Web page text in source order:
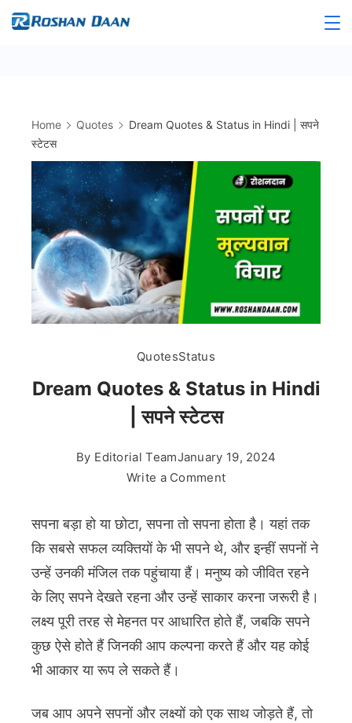
Skip
Home Quotes
Dream Quotes & Status in Hindi | सपने
स्टेटस
QuotesStatus
Dream Quotes & Status in Hindi
| सपने स्टेटस
By Editorial TeamJanuary 19, 2024
Write a Commenton
Quotes
Status
in
Hindi
|
सपने
सपना बड़ा हो या छोटा, सपना तो सपना होता है। यहां तक ​​​​
कि सबसे सफल व्यक्तियों के भी सपने थे, और इन्हीं सपनों ने
उन्हें उनकी मंजिल तक पहुंचाया हैं। मनुष्य को जीवित रहने
के लिए सपने देखते रहना और उन्हें साकार करना जरूरी है।
लक्ष्य पूरी तरह से मेहनत पर आधारित होते हैं, जबकि सपने
कुछ ऐसे होते हैं जिनकी आप कल्पना करते हैं और यह कोई
भी आकार या रूप ले सकते हैं।
जब आप अपने सपनों और लक्ष्यों को एक साथ जोड़ते हैं, तो